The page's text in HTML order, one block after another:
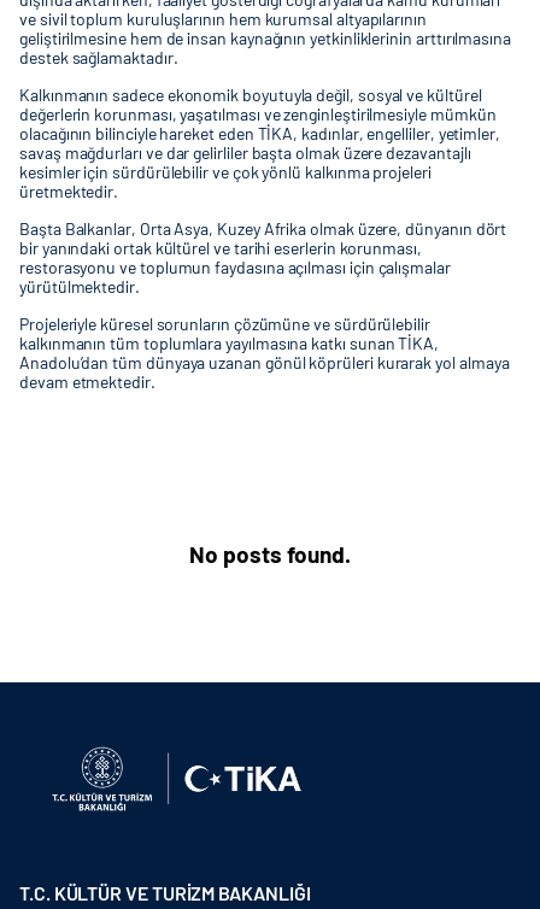
ve sivil toplum kuruluşlarının hem kurumsal altyapılarının
geliştirilmesine hem de insan kaynağının yetkinliklerinin arttırılmasına
destek sağlamaktadır.
Kalkınmanın sadece ekonomik boyutuyla değil, sosyal ve kültürel
değerlerin korunması, yaşatılması ve zenginleştirilmesiyle mümkün
olacağının bilinciyle hareket eden TİKA, kadınlar, engelliler, yetimler,
savaş mağdurları ve dar gelirliler başta olmak üzere dezavantajlı
kesimler için sürdürülebilir ve çok yönlü kalkınma projeleri
üretmektedir.
Başta Balkanlar, Orta Asya, Kuzey Afrika olmak üzere, dünyanın dört
bir yanındaki ortak kültürel ve tarihi eserlerin korunması,
restorasyonu ve toplumun faydasına açılması için çalışmalar
yürütülmektedir.
Projeleriyle küresel sorunların çözümüne ve sürdürülebilir
kalkınmanın tüm toplumlara yayılmasına katkı sunan TİKA,
Anadolu’dan tüm dünyaya uzanan gönül köprüleri kurarak yol almaya
devam etmektedir.
No posts found.
T.C. KÜLTÜR VE TURİZM BAKANLIĞI